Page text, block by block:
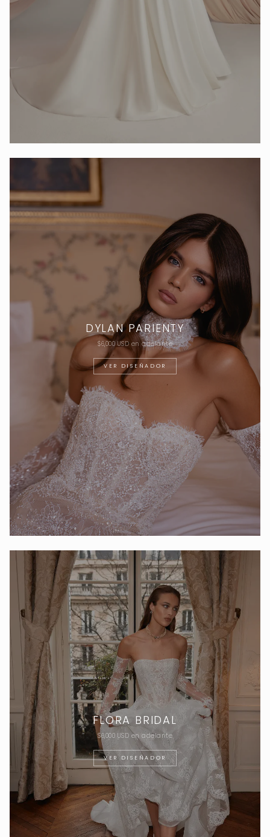
DYLAN PARIENTY
$6,000 USD en adelante
VER DISEÑADOR
FLORA BRIDAL
$6,000 USD en adelante
VER DISEÑADOR